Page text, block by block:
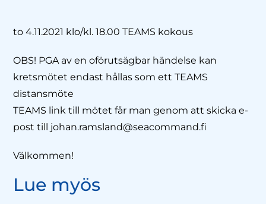
to 4.11.2021 klo/kl. 18.00 TEAMS kokous
OBS! PGA av en oförutsägbar händelse kan
kretsmötet endast hållas som ett TEAMS
distansmöte
TEAMS link till mötet får man genom att skicka e-
post till johan.ramsland@seacommand.fi
Välkommen!
Lue myös